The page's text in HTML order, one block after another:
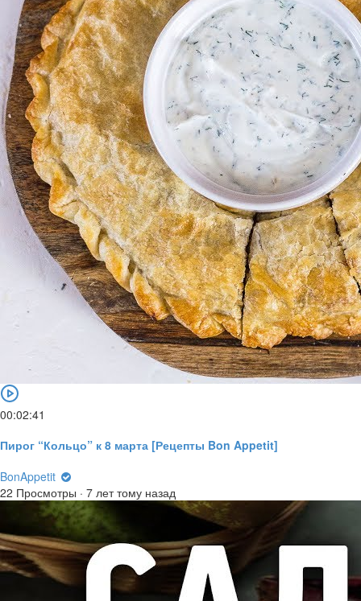
00:02:41
Пирог “Кольцо” к 8 марта [Рецепты Bon Appetit]
BonAppetit
22 Просмотры · 7 лет тому назад